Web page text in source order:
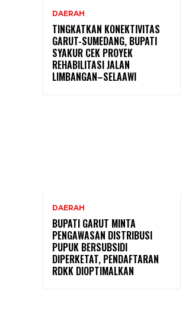
DAERAH
TINGKATKAN KONEKTIVITAS
GARUT-SUMEDANG, BUPATI
SYAKUR CEK PROYEK
REHABILITASI JALAN
LIMBANGAN–SELAAWI
DAERAH
BUPATI GARUT MINTA
PENGAWASAN DISTRIBUSI
PUPUK BERSUBSIDI
DIPERKETAT, PENDAFTARAN
RDKK DIOPTIMALKAN